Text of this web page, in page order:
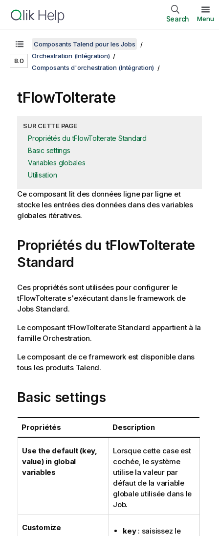
Search Menu
8.0
Composants Talend pour les Jobs
Orchestration (Intégration)
Composants d'orchestration (Intégration)
tFlowToIterate
SUR CETTE PAGE
Propriétés du tFlowToIterate Standard
Basic settings
Variables globales
Utilisation
Ce composant lit des données ligne par ligne et
stocke les entrées des données dans des variables
globales itératives.
Propriétés du tFlowToIterate
Standard
Ces propriétés sont utilisées pour configurer le
tFlowToIterates'exécutant dans le framework de
Jobs Standard.
Le composanttFlowToIterateStandard appartient à la
famille Orchestration.
Le composant de ce framework est disponible dans
tous les produits Talend.
Basic settings
Propriétés Description
Use the default (key,
value) in global
variables
Lorsque cette case est
cochée, le système
utilise la valeur par
défaut de la variable
globale utilisée dans le
Job.
Customize key: saisissez le